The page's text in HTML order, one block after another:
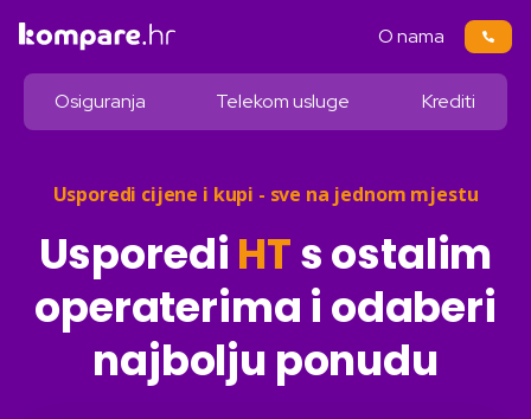
Osiguranja Telekom usluge Krediti
O nama
Usporedi cijene i kupi - sve na jednom mjestu
Usporedi HTs ostalim
operaterima i odaberi
najbolju ponudu